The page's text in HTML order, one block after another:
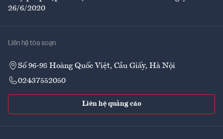
26/6/2020
Liên hệ tòa soạn
Số 96-98 Hoàng Quốc Việt, Cầu Giấy, Hà Nội
02437552050
Liên hệ quảng cáo